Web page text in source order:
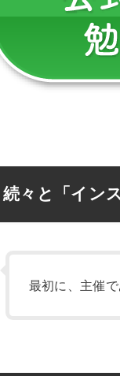
々と「イン
最初に、主催